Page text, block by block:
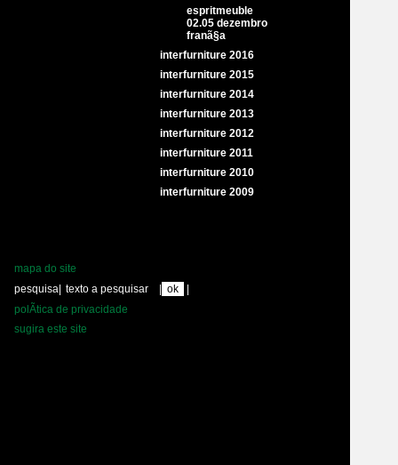
espritmeuble
02.05 dezembro
franã§a
interfurniture 2016
interfurniture 2015
interfurniture 2014
interfurniture 2013
interfurniture 2012
interfurniture 2011
interfurniture 2010
interfurniture 2009
mapa do site
pesquisa
polÃ­tica de privacidade
sugira este site